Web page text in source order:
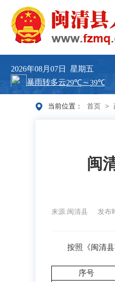
2026年08月07日 星期五
当前位置： 首页 >
闽
来源:闽清县 发布
按照《闽清
序号